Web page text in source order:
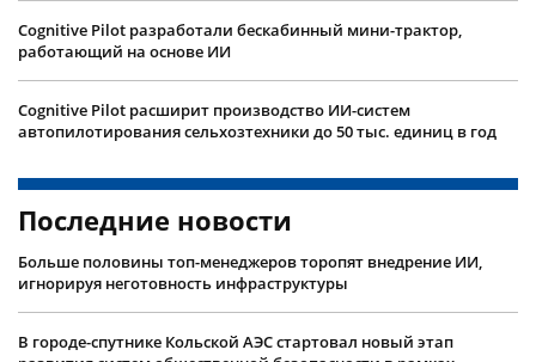
Cognitive Pilot разработали бескабинный мини-трактор,
работающий на основе ИИ
Cognitive Pilot расширит производство ИИ-систем
автопилотирования сельхозтехники до 50 тыс. единиц в год
Последние новости
Больше половины топ-менеджеров торопят внедрение ИИ,
игнорируя неготовность инфраструктуры
В городе-спутнике Кольской АЭС стартовал новый этап